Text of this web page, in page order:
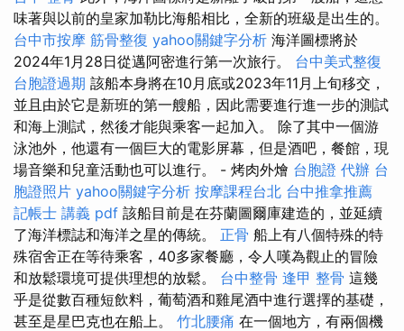
味著與以前的皇家加勒比海船相比，全新的班級是出生的。
台中市按摩 筋骨整復 yahoo關鍵字分析 海洋圖標將於
2024年1月28日從邁阿密進行第一次旅行。 台中美式整復
台胞證過期 該船本身將在10月底或2023年11月上旬移交，
並且由於它是新班的第一艘船，因此需要進行進一步的測試
和海上測試，然後才能與乘客一起加入。 除了其中一個游
泳池外，他還有一個巨大的電影屏幕，但是酒吧，餐館，現
場音樂和兒童活動也可以進行。 - 烤肉外燴 台胞證 代辦 台
胞證照片 yahoo關鍵字分析 按摩課程台北 台中推拿推薦
記帳士 講義 pdf 該船目前是在芬蘭圖爾庫建造的，並延續
了海洋標誌和海洋之星的傳統。 正骨 船上有八個特殊的特
殊宿舍正在等待乘客，40多家餐廳，令人嘆為觀止的冒險
和放鬆環境可提供理想的放鬆。 台中整骨 逢甲 整骨 這幾
乎是從數百種短飲料，葡萄酒和雞尾酒中進行選擇的基礎，
甚至是星巴克也在船上。 竹北腰痛 在一個地方，有兩個機